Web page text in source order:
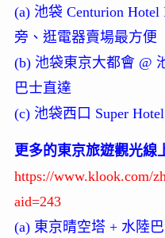
(a) 池袋 Centurion
旁、逛電器賣場最方便
(b) 池袋東京大都會 @
巴士直達
(c) 池袋西口 Super
更多的東京旅遊觀光線
https://www.klook.com/
aid=243
(a) 東京晴空塔 + 水陸